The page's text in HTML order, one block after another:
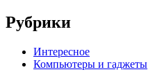
Рубрики
Интересное
Компьютеры и гаджеты